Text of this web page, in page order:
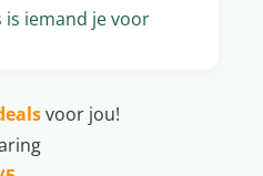
is iemand je voor
voor jou!